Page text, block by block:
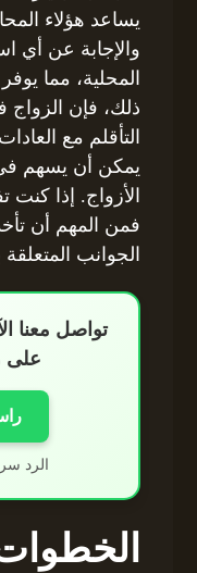
يساعد هؤلاء
والإجابة عن أي
المحلية، مما
ذلك، فإن الزواج
التأقلم مع
يمكن أن يسهم في
الأزواج. إذا كنت
فمن المهم أن
الجوانب
تواصل معنا
على
الرد